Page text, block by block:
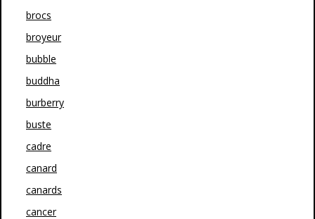
brocs
broyeur
bubble
buddha
burberry
buste
cadre
canard
canards
cancer